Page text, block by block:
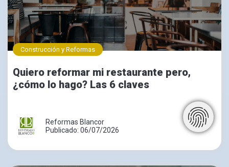
Construcción y Reformas
Quiero reformar mi restaurante pero,
¿cómo lo hago? Las 6 claves
Reformas Blancor
Publicado: 06/07/2026